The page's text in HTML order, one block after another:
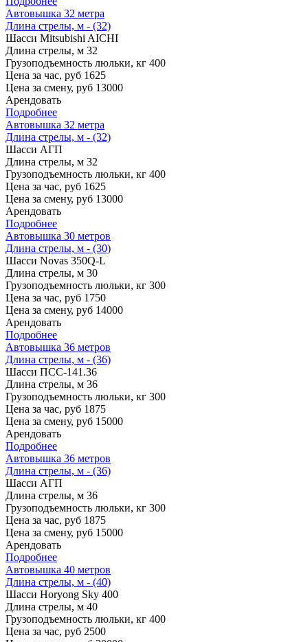
Автовышка 32 метра
Длина стрелы, м - (32)
Шасси Mitsubishi AICHI
Длина стрелы, м 32
Грузоподъемность люльки, кг 400
Цена за час, руб 1625
Цена за смену, руб 13000
Арендовать
Подробнее
Автовышка 32 метра
Длина стрелы, м - (32)
Шасси АГП
Длина стрелы, м 32
Грузоподъемность люльки, кг 400
Цена за час, руб 1625
Цена за смену, руб 13000
Арендовать
Подробнее
Автовышка 30 метров
Длина стрелы, м - (30)
Шасси Novas 350Q-L
Длина стрелы, м 30
Грузоподъемность люльки, кг 300
Цена за час, руб 1750
Цена за смену, руб 14000
Арендовать
Подробнее
Автовышка 36 метров
Длина стрелы, м - (36)
Шасси ПСС-141.36
Длина стрелы, м 36
Грузоподъемность люльки, кг 300
Цена за час, руб 1875
Цена за смену, руб 15000
Арендовать
Подробнее
Автовышка 36 метров
Длина стрелы, м - (36)
Шасси АГП
Длина стрелы, м 36
Грузоподъемность люльки, кг 300
Цена за час, руб 1875
Цена за смену, руб 15000
Арендовать
Подробнее
Автовышка 40 метров
Длина стрелы, м - (40)
Шасси Horyong Sky 400
Длина стрелы, м 40
Грузоподъемность люльки, кг 400
Цена за час, руб 2500